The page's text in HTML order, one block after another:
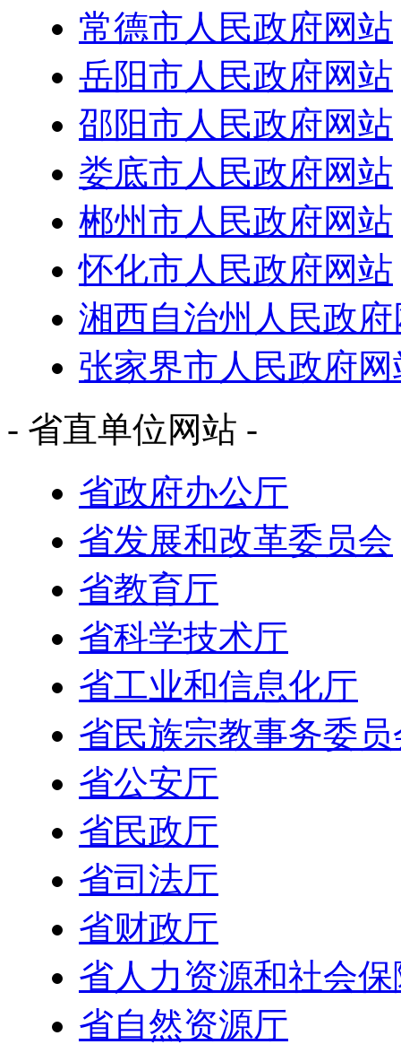
常德市人民政府网站
岳阳市人民政府网站
邵阳市人民政府网站
娄底市人民政府网站
郴州市人民政府网站
怀化市人民政府网站
湘西自治州人民政
张家界市人民政府网
- 省直单位网站 -
省政府办公厅
省发展和改革委员会
省教育厅
省科学技术厅
省工业和信息化厅
省民族宗教事务委员
省公安厅
省民政厅
省司法厅
省财政厅
省人力资源和社会
省自然资源厅